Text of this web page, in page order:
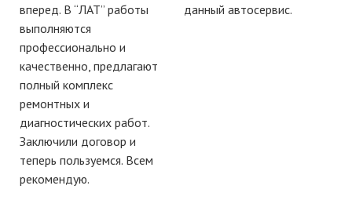
вперед. В “ЛАТ” работы
выполняются
профессионально и
качественно, предлагают
полный комплекс
ремонтных и
диагностических работ.
Заключили договор и
теперь пользуемся. Всем
рекомендую.
данный автосервис.